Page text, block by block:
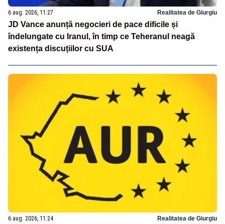
6 aug. 2026, 11:27 Realitatea de Giurgiu
JD Vance anunță negocieri de pace dificile și
îndelungate cu Iranul, în timp ce Teheranul neagă
existența discuțiilor cu SUA
6 aug. 2026, 11:24 Realitatea de Giurgiu